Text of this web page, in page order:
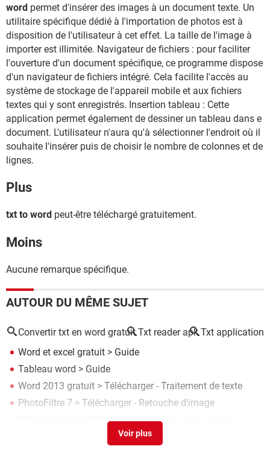
word permet d'insérer des images à un document texte. Un
utilitaire spécifique dédié à l'importation de photos est à
disposition de l'utilisateur à cet effet. La taille de l'image à
importer est illimitée. Navigateur de fichiers : pour faciliter
l'ouverture d'un document spécifique, ce programme dispose
d'un navigateur de fichiers intégré. Cela facilite l'accès au
système de stockage de l'appareil mobile et aux fichiers
textes qui y sont enregistrés. Insertion tableau : Cette
application permet également de dessiner un tableau dans e
document. L'utilisateur n'aura qu'à sélectionner l'endroit où il
souhaite l'insérer puis de choisir le nombre de colonnes et de
lignes.
Plus
txt to word peut-être téléchargé gratuitement.
Moins
Aucune remarque spécifique.
AUTOUR DU MÊME SUJET
Convertir txt en word gratuit Txt reader apk Txt application
Word et excel gratuit > Guide
Tableau word > Guide
Word 2013 gratuit > Télécharger - Traitement de texte
PhotoFiltre 7 > Télécharger - Retouche d'image
Clé d'installation Windows : utiliser des clés génériques